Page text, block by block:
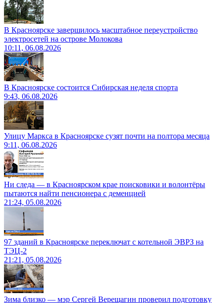
В Красноярске завершилось масштабное переустройство
электросетей на острове Молокова
10:11, 06.08.2026
В Красноярске состоится Сибирская неделя спорта
9:43, 06.08.2026
Улицу Маркса в Красноярске сузят почти на полтора месяца
9:11, 06.08.2026
Ни следа — в Красноярском крае поисковики и волонтёры
пытаются найти пенсионера с деменцией
21:24, 05.08.2026
97 зданий в Красноярске переключат с котельной ЭВРЗ на
ТЭЦ-2
21:21, 05.08.2026
Зима близко — мэр Сергей Верещагин проверил подготовку